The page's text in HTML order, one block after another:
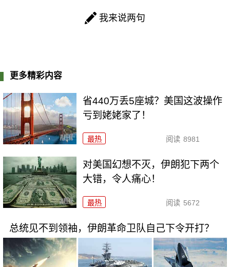
我来说两句
更多精彩内容
省440万丢5座城？美国这波操作
亏到姥姥家了！
最热 阅读 8981
对美国幻想不灭，伊朗犯下两个
大错，令人痛心！
最热 阅读 5672
总统见不到领袖，伊朗革命卫队自己下令开打？